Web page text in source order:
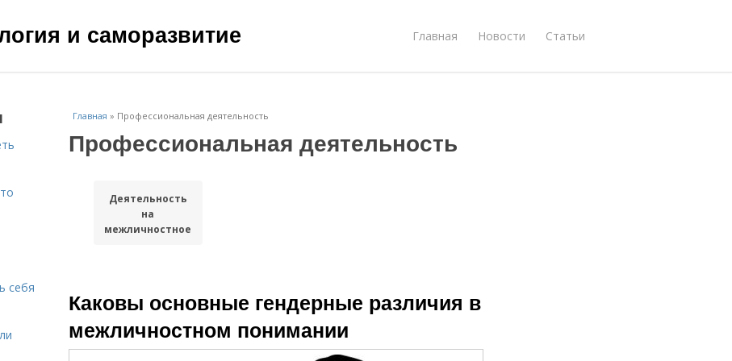
и саморазвитие Главная Новости Статьи
Главная » Профессиональная деятельность
Профессиональная деятельность
Деятельность
на
межличностное
Каковы основные гендерные различия в
межличностном понимании
себя